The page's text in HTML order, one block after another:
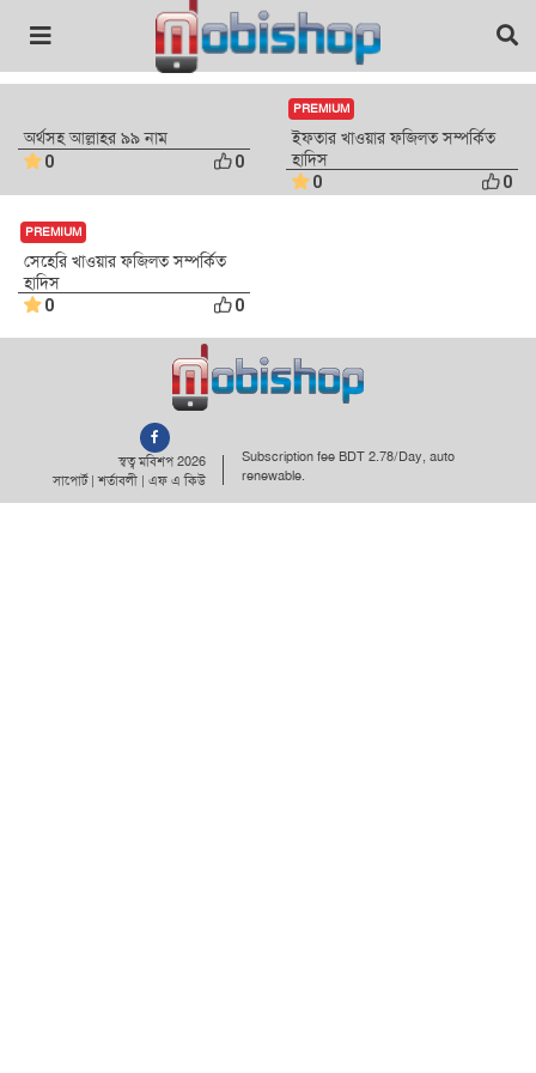
অর্থসহ আল্লাহর ৯৯ নাম
0 0
PREMIUM
ইফতার খাওয়ার ফজিলত সম্পর্কিত
হাদিস
0 0
PREMIUM
সেহেরি খাওয়ার ফজিলত সম্পর্কিত
হাদিস
0 0
Subscription fee BDT 2.78/Day, auto
renewable.
স্বত্ব মবিশপ 2026
সাপোর্ট | শর্তাবলী | এফ এ কিউ